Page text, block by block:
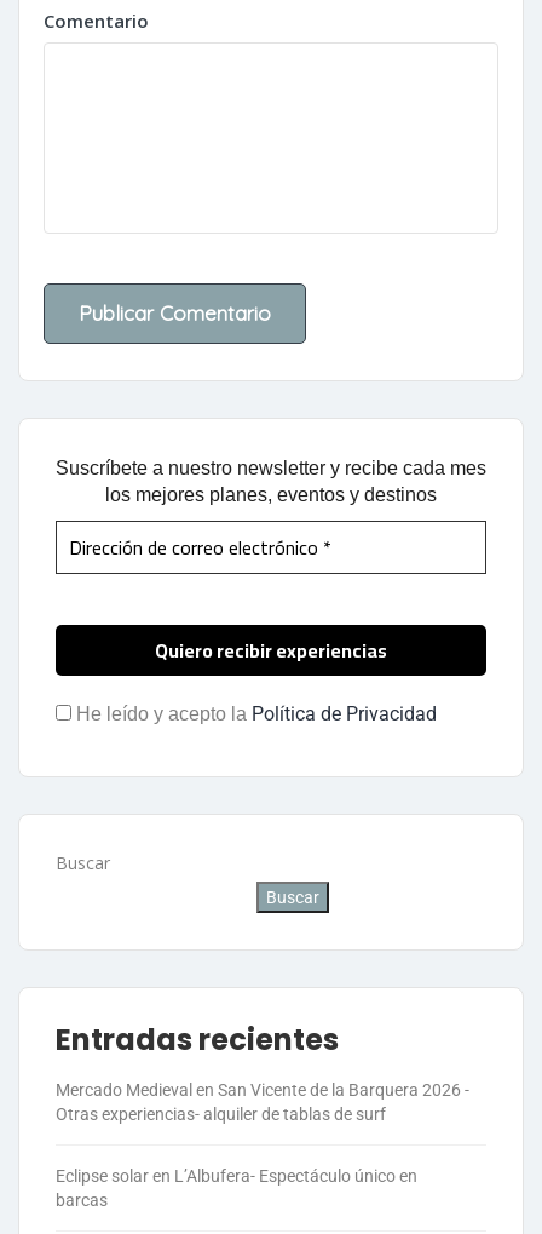
Comentario
Suscríbete a nuestro newsletter y recibe cada mes
los mejores planes, eventos y destinos
He leído y acepto la Política de Privacidad
Buscar
Buscar
Entradas recientes
Mercado Medieval en San Vicente de la Barquera 2026 -
Otras experiencias- alquiler de tablas de surf
Eclipse solar en L’Albufera- Espectáculo único en
barcas